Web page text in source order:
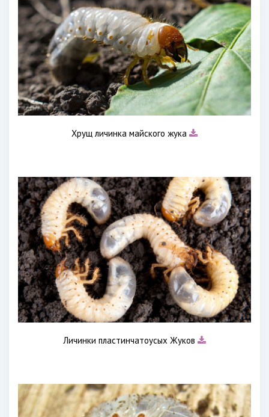
Хрущ личинка майского жука
Личинки пластинчатоусых Жуков